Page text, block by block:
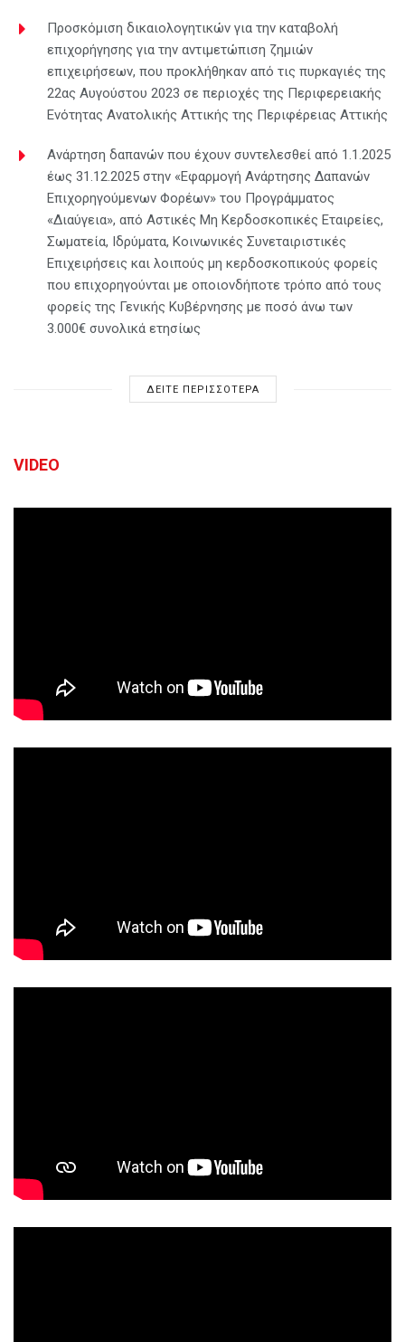
Προσκόμιση δικαιολογητικών για την καταβολή
επιχορήγησης για την αντιμετώπιση ζημιών
επιχειρήσεων, που προκλήθηκαν από τις πυρκαγιές της
22ας Αυγούστου 2023 σε περιοχές της Περιφερειακής
Ενότητας Ανατολικής Αττικής της Περιφέρειας Αττικής
Ανάρτηση δαπανών που έχουν συντελεσθεί από 1.1.2025
έως 31.12.2025 στην «Εφαρμογή Ανάρτησης Δαπανών
Επιχορηγούμενων Φορέων» του Προγράμματος
«Διαύγεια», από Αστικές Μη Κερδοσκοπικές Εταιρείες,
Σωματεία, Ιδρύματα, Κοινωνικές Συνεταιριστικές
Επιχειρήσεις και λοιπούς μη κερδοσκοπικούς φορείς
που επιχορηγούνται με οποιονδήποτε τρόπο από τους
φορείς της Γενικής Κυβέρνησης με ποσό άνω των
3.000€ συνολικά ετησίως
ΔΕΙΤΕ ΠΕΡΙΣΣΟΤΕΡΑ
VIDEO